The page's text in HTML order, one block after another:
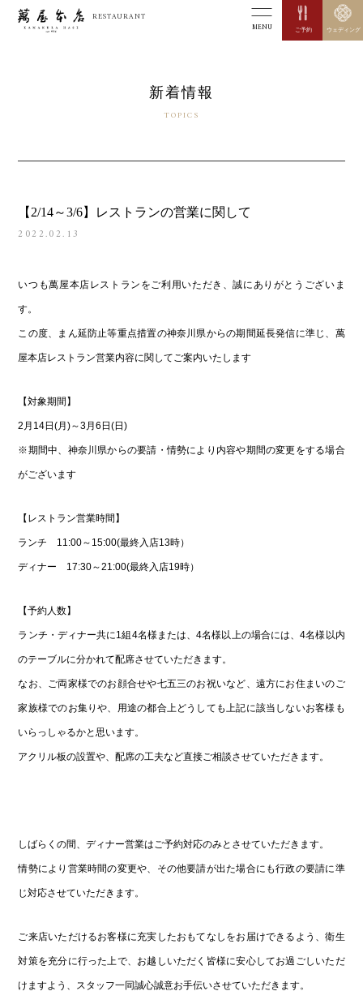
RESTAURANT
MENU ご予約 ウェディング
新着情報
TOPICS
【2/14～3/6】レストランの営業に関して
2022.02.13
いつも萬屋本店レストランをご利用いただき、誠にありがとうございま
す。
この度、まん延防止等重点措置の神奈川県からの期間延長発信に準じ、萬
屋本店レストラン営業内容に関してご案内いたします
【対象期間】
2月14日(月)～3月6日(日)
※期間中、神奈川県からの要請・情勢により内容や期間の変更をする場合
がございます
【レストラン営業時間】
ランチ 11:00～15:00(最終入店13時）
ディナー 17:30～21:00(最終入店19時）
【予約人数】
ランチ・ディナー共に1組4名様または、4名様以上の場合には、4名様以内
のテーブルに分かれて配席させていただきます。
なお、ご両家様でのお顔合せや七五三のお祝いなど、遠方にお住まいのご
家族様でのお集りや、用途の都合上どうしても上記に該当しないお客様も
いらっしゃるかと思います。
アクリル板の設置や、配席の工夫など直接ご相談させていただきます。
しばらくの間、ディナー営業はご予約対応のみとさせていただきます。
情勢により営業時間の変更や、その他要請が出た場合にも行政の要請に準
じ対応させていただきます。
ご来店いただけるお客様に充実したおもてなしをお届けできるよう、衛生
対策を充分に行った上で、お越しいただく皆様に安心してお過ごしいただ
けますよう、スタッフ一同誠心誠意お手伝いさせていただきます。